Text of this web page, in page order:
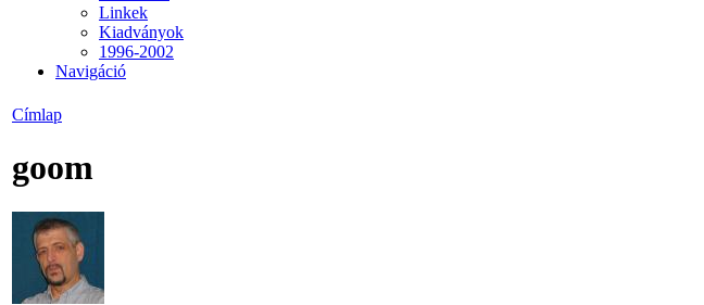
Linkek
Kiadványok
1996-2002
Navigáció
Címlap
goom